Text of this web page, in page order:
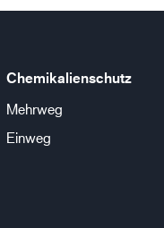
Chemikalienschutz
Mehrweg
Einweg